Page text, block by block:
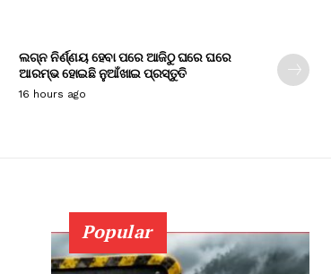
ଲଗ୍ନ ନିର୍ଣ୍ଣୟ ହେବା ପରେ ଆଜିଠୁ ଘରେ ଘରେ
ଆରମ୍ଭ ହୋଇଛି ନୁଆଁଖାଇ ପ୍ରସ୍ତୁତି
16 hours ago
Popular